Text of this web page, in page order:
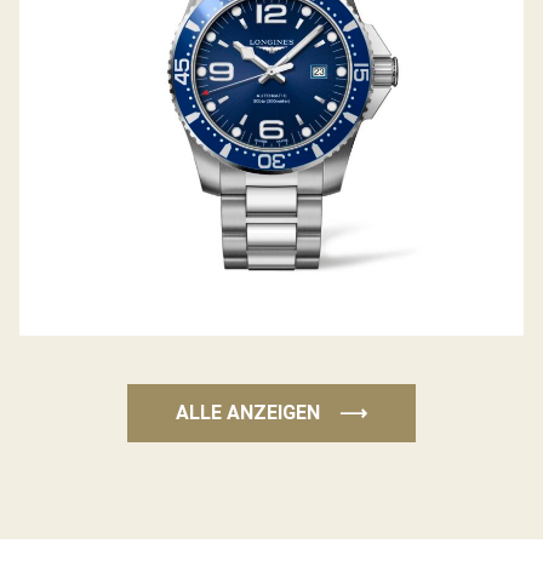
ALLE ANZEIGEN ⟶